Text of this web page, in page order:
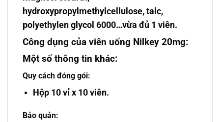
hydroxypropylmethylcellulose, talc,
polyethylen glycol 6000…vừa đủ 1 viên.
Công dụng của viên uống Nilkey 20mg:
Một số thông tin khác:
Quy cách đóng gói:
Hộp 10 vỉ x 10 viên.
Bảo quản: